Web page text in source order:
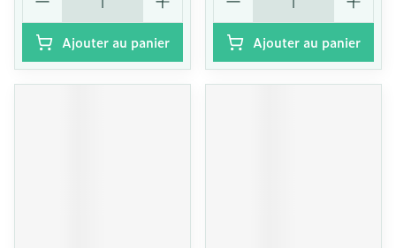
Ajouter au panier Ajouter au panier